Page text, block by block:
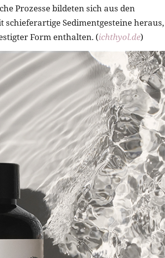
Prozesse bildeten sich aus den
Sedimentgesteine heraus,
Form enthalten. (ichthyol.de)